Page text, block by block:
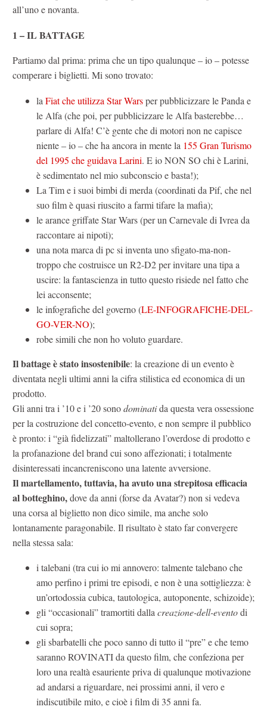
all’uno e novanta.
1 – IL BATTAGE
Partiamo dal prima: prima che un tipo qualunque – io – potesse
comperare i biglietti. Mi sono trovato:
la Fiat che utilizza Star Warsper pubblicizzare le Panda e
le Alfa (che poi, per pubblicizzare le Alfa basterebbe…
parlare di Alfa! C’è gente che di motori non ne capisce
niente – io – che ha ancora in mente la 155 Gran Turismo
del 1995 che guidava Larini. E io NON SO chi è Larini,
è sedimentato nel mio subconscio e basta!);
La Tim e i suoi bimbi di merda (coordinati da Pif, che nel
suo film è quasi riuscito a farmi tifare la mafia);
le arance griffate Star Wars (per un Carnevale di Ivrea da
raccontare ai nipoti);
una nota marca di pc si inventa uno sfigato-ma-non-
troppo che costruisce un R2-D2 per invitare una tipa a
uscire: la fantascienza in tutto questo risiede nel fatto che
lei acconsente;
le infografiche del governo (LE-INFOGRAFICHE-DEL-
GO-VER-NO);
robe simili che non ho voluto guardare.
Il battage è stato insostenibile: la creazione di un evento è
diventata negli ultimi anni la cifra stilistica ed economica di un
prodotto.
Gli anni tra i ’10 e i ’20 sonodominatida questa vera ossessione
per la costruzione del concetto-evento, e non sempre il pubblico
è pronto: i “già fidelizzati” maltollerano l’overdose di prodotto e
la profanazione del brand cui sono affezionati; i totalmente
disinteressati incancreniscono una latente avversione.
Il martellamento, tuttavia, ha avuto una strepitosa efficacia
al botteghino,dove da anni (forse da Avatar?) non si vedeva
una corsa al biglietto non dico simile, ma anche solo
lontanamente paragonabile. Il risultato è stato far convergere
nella stessa sala:
i talebani (tra cui io mi annovero: talmente talebano che
amo perfino i primi tre episodi, e non è una sottigliezza: è
un’ortodossia cubica, tautologica, autoponente, schizoide);
gli “occasionali” tramortiti dallacreazione-dell-eventodi
cui sopra;
gli sbarbatelli che poco sanno di tutto il “pre” e che temo
saranno ROVINATI da questo film, che confeziona per
loro una realtà esauriente priva di qualunque motivazione
ad andarsi a riguardare, nei prossimi anni, il vero e
indiscutibile mito, e cioè i film di 35 anni fa.